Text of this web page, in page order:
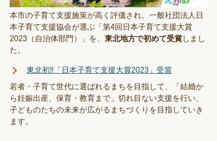
本市の子育て支援施策が高く評価され、一般社団法人日
本子育て支援協会が選ぶ「第4回日本子育て支援大賞
2023（自治体部門）」を、 東北地方で初めて受賞しまし
た。
東北初‼「日本子育て支援大賞2023」受賞
若者・子育て世代に選ばれるまちを目指して、「結婚か
ら妊娠出産、保育・教育まで」切れ目ない支援を行い、
子どものたちの未来が広がるまちづくりを目指していき
ます。